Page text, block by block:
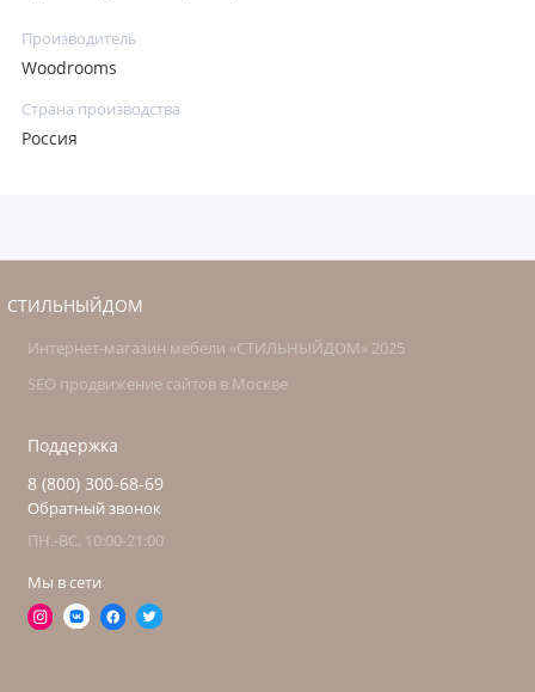
Производитель
Woodrooms
Страна производства
Россия
СТИЛЬНЫЙДОМ
Интернет-магазин мебели «СТИЛЬНЫЙДОМ» 2025
SEO продвижение сайтов в Москве
Поддержка
8 (800) 300-68-69
Обратный звонок
ПН.-ВС. 10:00-21:00
Мы в сети